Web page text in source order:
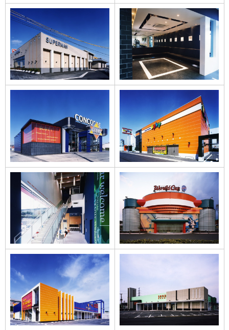
スーパーマン本店
Ⅱ
コンコルド碧南店
のインテリア
コンコルド碧南店 アプリィ下垂木店
VEGAS TONOのイ
ンテリア
WORLD CUP安来店
VEGAS TONO